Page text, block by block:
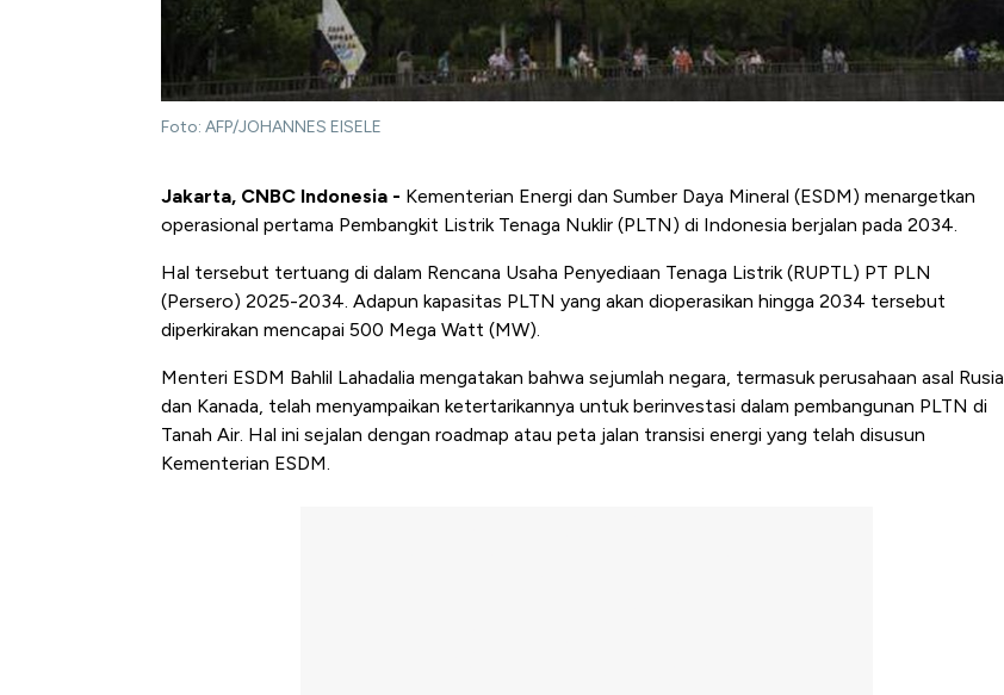
Foto: AFP/JOHANNES EISELE
Jakarta, CNBC Indonesia - Kementerian Energi dan Sumber Daya Mineral (ESDM) menargetkan
operasional pertama Pembangkit Listrik Tenaga Nuklir (PLTN) di Indonesia berjalan pada 2034.
Hal tersebut tertuang di dalam Rencana Usaha Penyediaan Tenaga Listrik (RUPTL) PT PLN
(Persero) 2025-2034. Adapun kapasitas PLTN yang akan dioperasikan hingga 2034 tersebut
diperkirakan mencapai 500 Mega Watt (MW).
Menteri ESDM Bahlil Lahadalia mengatakan bahwa sejumlah negara, termasuk perusahaan asal Rusia
dan Kanada, telah menyampaikan ketertarikannya untuk berinvestasi dalam pembangunan PLTN di
Tanah Air. Hal ini sejalan dengan roadmap atau peta jalan transisi energi yang telah disusun
Kementerian ESDM.